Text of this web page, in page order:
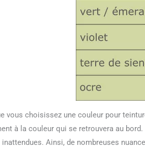
vous choisissez une couleur pour
à la couleur qui se retrouvera au
Ainsi, de nombreuses